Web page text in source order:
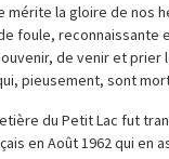
mérite la gloire de nos
foule, reconnaissante
de venir et prier
pieusement, sont
du Petit Lac fut
en Août 1962 qui en